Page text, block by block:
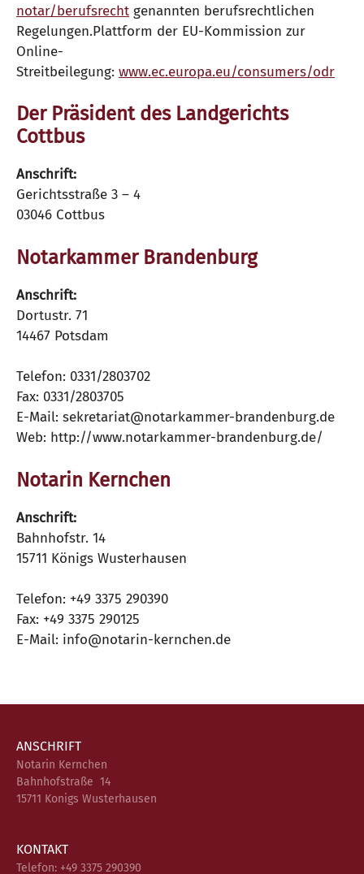
notar/berufsrecht genannten berufsrechtlichen
Regelungen.Plattform der EU-Kommission zur
Online-
Streitbeilegung: www.ec.europa.eu/consumers/odr
Der Präsident des Landgerichts
Cottbus
Anschrift:
Gerichtsstraße 3 – 4
03046 Cottbus
Notarkammer Brandenburg
Anschrift:
Dortustr. 71
14467 Potsdam
Telefon: 0331/2803702
Fax: 0331/2803705
E-Mail: sekretariat@notarkammer-brandenburg.de
Web: http://www.notarkammer-brandenburg.de/
Notarin Kernchen
Anschrift:
Bahnhofstr. 14
15711 Königs Wusterhausen
Telefon: +49 3375 290390
Fax: +49 3375 290125
E-Mail: info@notarin-kernchen.de
ANSCHRIFT
Notarin Kernchen
Bahnhofstraße 14
15711 Konigs Wusterhausen
KONTAKT
Telefon: +49 3375 290390